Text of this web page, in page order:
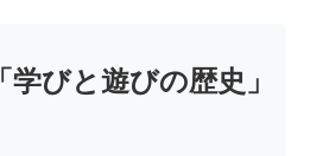
びと遊びの歴史」